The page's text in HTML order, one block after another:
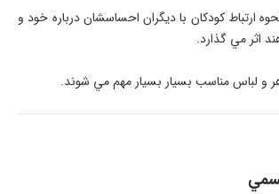
ارتباط كودكان با ديگران احساسشان درباره خود و
اثر مي گذارد.
و لباس مناسب بسيار بسيار مهم مي شوند.